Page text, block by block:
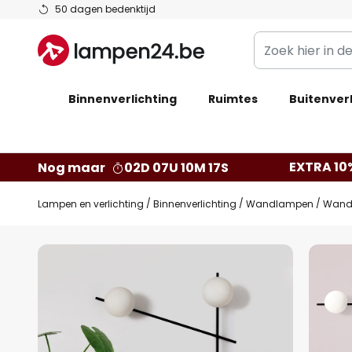
50 dagen bedenktijd
Ga
de
inhoud
Zoek
hier
de
Binnenverlichting Ruimtes
Nog maar 02D 07U 10M 16S EXTRA
Lampen en verlichting Binnenverlichting Wandlampen
Ga
van